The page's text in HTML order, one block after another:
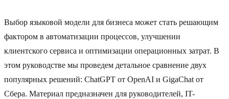
Выбор языковой модели для бизнеса может стать решающим
фактором в автоматизации процессов, улучшении
клиентского сервиса и оптимизации операционных затрат. В
этом руководстве мы проведем детальное сравнение двух
популярных решений: ChatGPT от OpenAI и GigaChat от
Сбера. Материал предназначен для руководителей, IT-